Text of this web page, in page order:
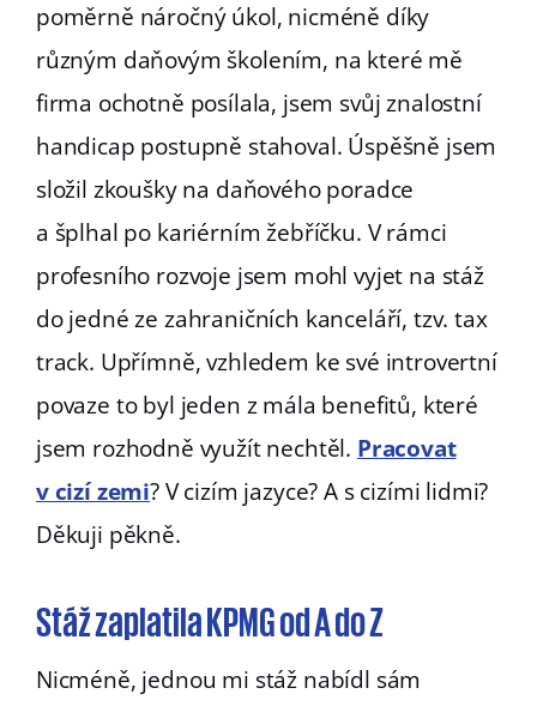
poměrně náročný úkol, nicméně díky
různým daňovým školením, na které mě
firma ochotně posílala, jsem svůj znalostní
handicap postupně stahoval. Úspěšně jsem
složil zkoušky na daňového poradce
a šplhal po kariérním žebříčku. V rámci
profesního rozvoje jsem mohl vyjet na stáž
do jedné ze zahraničních kanceláří, tzv. tax
track. Upřímně, vzhledem ke své introvertní
povaze to byl jeden z mála benefitů, které
jsem rozhodně využít nechtěl. Pracovat
v cizí zemi? V cizím jazyce? A s cizími lidmi?
Děkuji pěkně.
Stáž zaplatila KPMG od A do Z
Nicméně, jednou mi stáž nabídl sám